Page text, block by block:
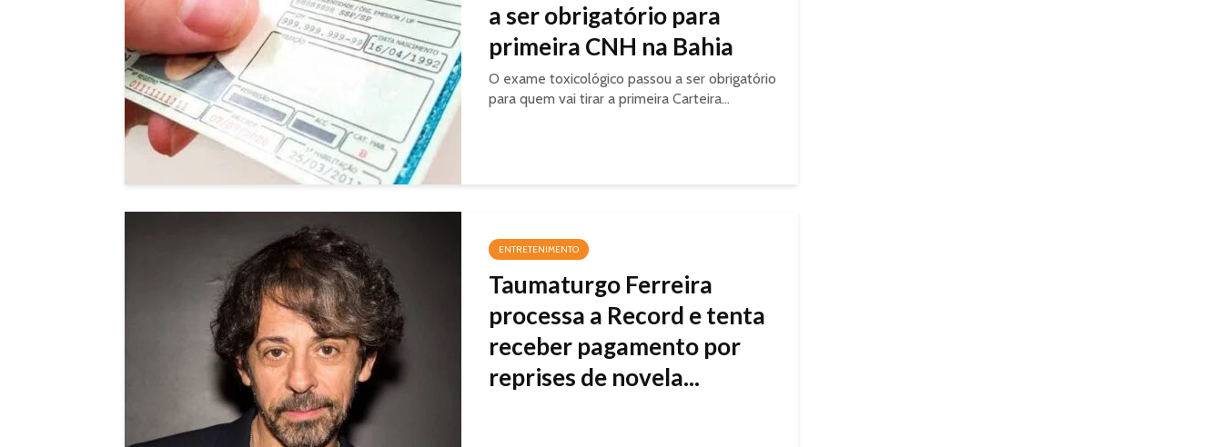
a ser obrigatório para
primeira CNH na Bahia
O exame toxicológico passou a ser obrigatório
para quem vai tirar a primeira Carteira...
ENTRETENIMENTO
Taumaturgo Ferreira
processa a Record e tenta
receber pagamento por
reprises de novela...